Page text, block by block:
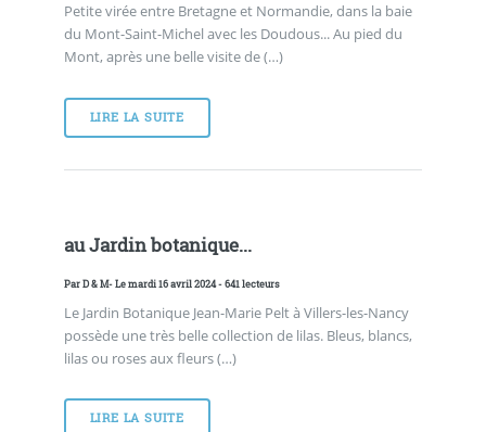
Petite virée entre Bretagne et Normandie, dans la baie
du Mont-Saint-Michel avec les Doudous... Au pied du
Mont, après une belle visite de (…)
LIRE LA SUITE
au Jardin botanique...
ParD & M- Le mardi 16 avril 2024 - 641 lecteurs
Le Jardin Botanique Jean-Marie Pelt à Villers-les-Nancy
possède une très belle collection de lilas. Bleus, blancs,
lilas ou roses aux fleurs (…)
LIRE LA SUITE